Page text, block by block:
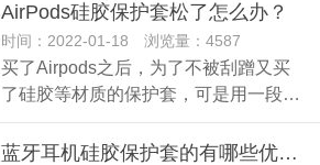
AirPods硅胶保护套松了怎么办？
时间：2022-01-18 浏览量：4587
买了Airpods之后，为了不被刮蹭又买
了硅胶等材质的保护套，可是用一段…
蓝牙耳机硅胶保护套的有哪些优点？